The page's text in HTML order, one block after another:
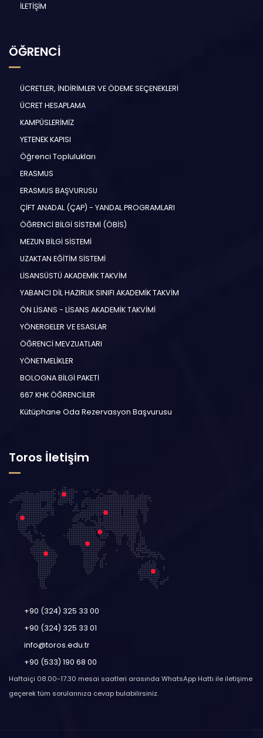
İLETİŞİM
ÖĞRENCİ
ÜCRETLER, İNDİRİMLER VE ÖDEME SEÇENEKLERİ
ÜCRET HESAPLAMA
KAMPÜSLERİMİZ
YETENEK KAPISI
Öğrenci Toplulukları
ERASMUS
ERASMUS BAŞVURUSU
ÇİFT ANADAL (ÇAP) - YANDAL PROGRAMLARI
ÖĞRENCİ BİLGİ SİSTEMİ (ÖBİS)
MEZUN BİLGİ SİSTEMİ
UZAKTAN EĞİTİM SİSTEMİ
LİSANSÜSTÜ AKADEMİK TAKVİM
YABANCI DİL HAZIRLIK SINIFI AKADEMİK TAKVİM
ÖN LİSANS - LİSANS AKADEMİK TAKVİMİ
YÖNERGELER VE ESASLAR
ÖĞRENCİ MEVZUATLARI
YÖNETMELİKLER
BOLOGNA BİLGİ PAKETİ
667 KHK ÖĞRENCİLER
Kütüphane Oda Rezervasyon Başvurusu
Toros İletişim
+90 (324) 325 33 00
+90 (324) 325 33 01
info@toros.edu.tr
+90 (533) 190 68 00
Haftaiçi 08.00-17.30 mesai saatleri arasında WhatsApp Hattı ile iletişime
geçerek tüm sorularınıza cevap bulabilirsiniz.